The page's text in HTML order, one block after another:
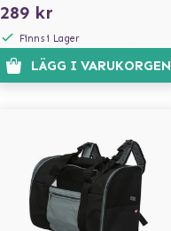
289 kr
Finns i Lager
LÄGG I VARUKORGEN